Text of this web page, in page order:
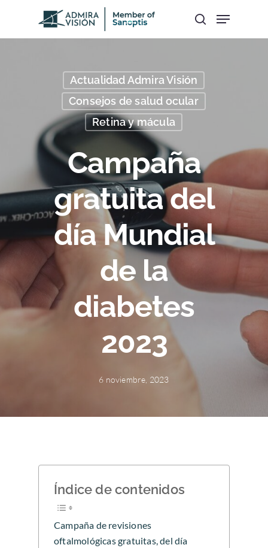
Hit enter to search or ESC to close
Actualidad Admira Visión
Consejos de salud ocular
Retina y mácula
Campaña
gratuita del
día Mundial
de la
diabetes
2023
6 noviembre, 2023
Índice de contenidos
Campaña de revisiones
oftalmológicas gratuitas, del día